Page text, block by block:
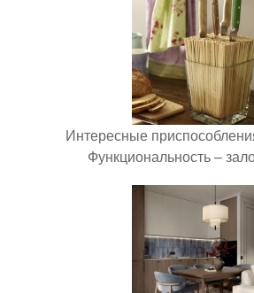
Интересные
Функциональность –